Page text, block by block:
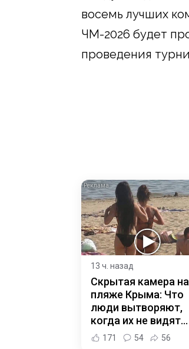
восемь лучших
ЧМ-2026 будет
проведения
13 ч. назад
Скрытая камера на
пляже Крыма: Что
люди вытворяют,
когда их не видят...
171 54 56